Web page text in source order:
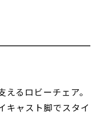
るロビーチェア。
キャスト脚でスタイ